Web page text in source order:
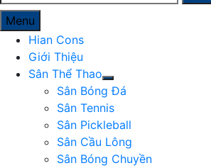
for:
Menu
Hian Cons
Giới Thiệu
Sân Thể Thao
Sân Bóng Đá
Sân Tennis
Sân Pickleball
Sân Cầu Lông
Sân Bóng Chuyền